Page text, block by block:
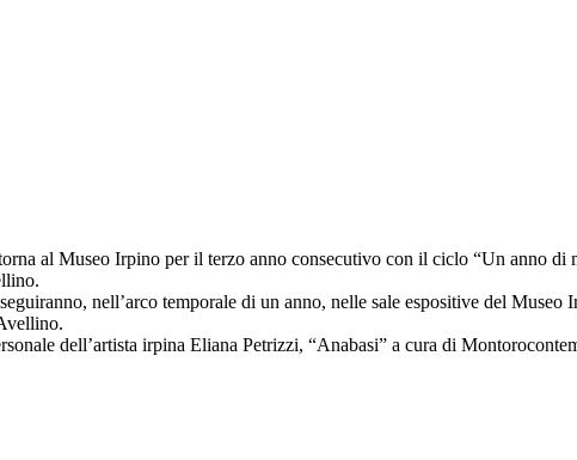
al Museo Irpino per il terzo anno consecutivo con il ciclo “Un anno di
nell’arco temporale di un anno, nelle sale espositive del Museo
dell’artista irpina Eliana Petrizzi, “Anabasi” a cura di